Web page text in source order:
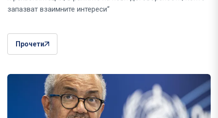
запазват взаимните интереси“
Прочети